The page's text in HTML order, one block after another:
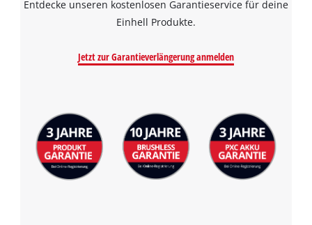
the site with their CMP to add this content
to the list of technologies used.
Management Platform
Entdecke unseren kostenlosen Garantieservice für deine
Einhell Produkte.
Jetzt zur Garantieverlängerung anmelden